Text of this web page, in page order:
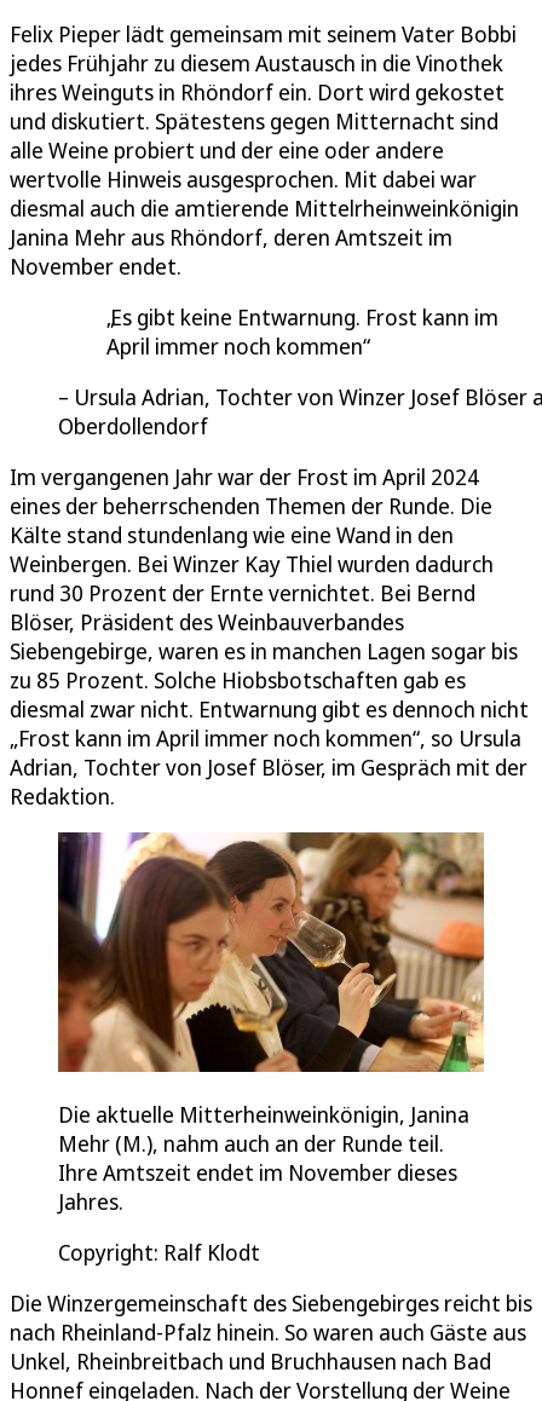
Felix Pieper lädt gemeinsam mit seinem Vater Bobbi
jedes Frühjahr zu diesem Austausch in die Vinothek
ihres Weinguts in Rhöndorf ein. Dort wird gekostet
und diskutiert. Spätestens gegen Mitternacht sind
alle Weine probiert und der eine oder andere
wertvolle Hinweis ausgesprochen. Mit dabei war
diesmal auch die amtierende Mittelrheinweinkönigin
Janina Mehr aus Rhöndorf, deren Amtszeit im
November endet.
Es gibt keine Entwarnung. Frost kann im
April immer noch kommen
Ursula Adrian, Tochter von Winzer Josef Blöser
Oberdollendorf
Im vergangenen Jahr war der Frost im April 2024
eines der beherrschenden Themen der Runde. Die
Kälte stand stundenlang wie eine Wand in den
Weinbergen. Bei Winzer Kay Thiel wurden dadurch
rund 30 Prozent der Ernte vernichtet. Bei Bernd
Blöser, Präsident des Weinbauverbandes
Siebengebirge, waren es in manchen Lagen sogar bis
zu 85 Prozent. Solche Hiobsbotschaften gab es
diesmal zwar nicht. Entwarnung gibt es dennoch nicht
„Frost kann im April immer noch kommen“, so Ursula
Adrian, Tochter von Josef Blöser, im Gespräch mit der
Redaktion.
Die aktuelle Mitterheinweinkönigin, Janina
Mehr (M.), nahm auch an der Runde teil.
Ihre Amtszeit endet im November dieses
Jahres.
Copyright: Ralf Klodt
Die Winzergemeinschaft des Siebengebirges reicht bis
nach Rheinland-Pfalz hinein. So waren auch Gäste aus
Unkel, Rheinbreitbach und Bruchhausen nach Bad
Honnef eingeladen. Nach der Vorstellung der Weine